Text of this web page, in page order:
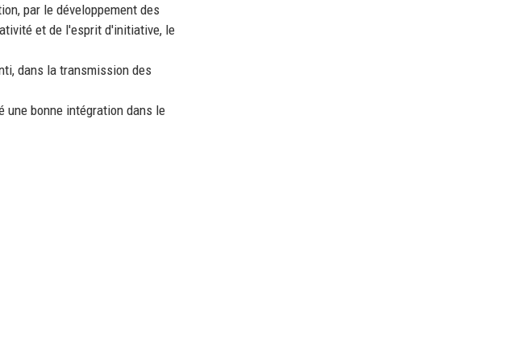
par le développement des
et de l'esprit d'initiative, le
dans la transmission des
une bonne intégration dans le